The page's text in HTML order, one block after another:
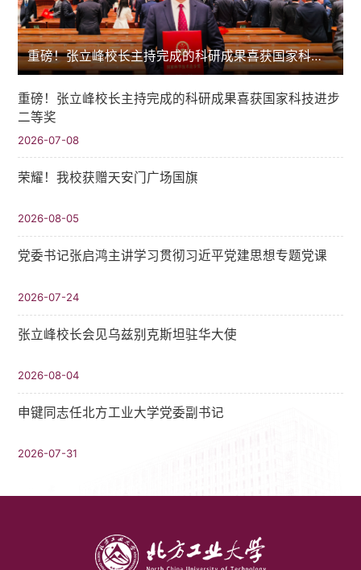
重磅！张立峰校长主持完成的科研成果喜获国家科技进步二等奖
重磅！张立峰校长主持完成的科研成果喜获国家科技进步
二等奖
2026-07-08
荣耀！我校获赠天安门广场国旗
2026-08-05
党委书记张启鸿主讲学习贯彻习近平党建思想专题党课
2026-07-24
张立峰校长会见乌兹别克斯坦驻华大使
2026-08-04
申键同志任北方工业大学党委副书记
2026-07-31